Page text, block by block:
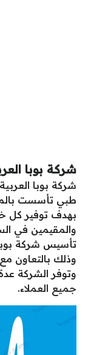
شركة بوبا
شركة بوبا
بهدف توفير كل
والمقيمين في
وتوفر الشركة
جميع العملاء.